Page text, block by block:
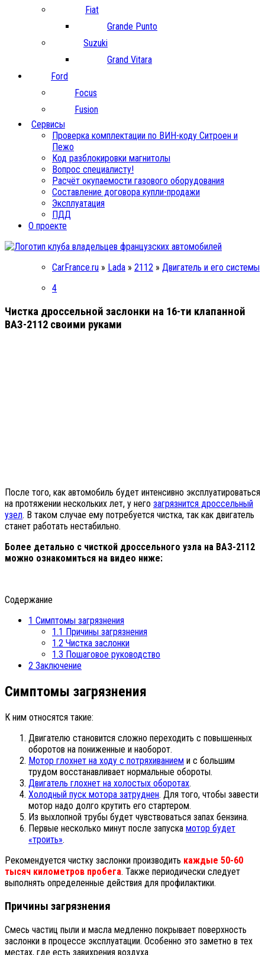
Fiat
Grande Punto
Suzuki
Grand Vitara
Ford
Focus
Fusion
Сервисы
Проверка комплектации по ВИН-коду Ситроен и
Пежо
Код разблокировки магнитолы
Вопрос специалисту!
Расчёт окупаемости газового оборудования
Составление договора купли-продажи
Эксплуатация
ПДД
О проекте
CarFrance.ru » Lada » 2112 » Двигатель и его системы
4
Чистка дроссельной заслонки на 16-ти клапанной
ВАЗ-2112 своими руками
После того, как автомобиль будет интенсивно эксплуатироваться
на протяжении нескольких лет, у него загрязнится дроссельный
узел. В таком случае ему потребуется чистка, так как двигатель
станет работать нестабильно.
Более детально с чисткой дроссельного узла на ВАЗ-2112
можно ознакомиться на видео ниже:
Содержание
1 Симптомы загрязнения
1.1 Причины загрязнения
1.2 Чистка заслонки
1.3 Пошаговое руководство
2 Заключение
Симптомы загрязнения
К ним относятся такие:
Двигателю становится сложно переходить с повышенных
оборотов на пониженные и наоборот.
Мотор глохнет на ходу с потряхиванием и с большим
трудом восстанавливает нормальные обороты.
Двигатель глохнет на холостых оборотах.
Холодный пуск мотора затруднен. Для того, чтобы завести
мотор надо долго крутить его стартером.
Из выхлопной трубы будет чувствоваться запах бензина.
Первые несколько минут после запуска мотор будет
«троить».
Рекомендуется чистку заслонки производить каждые 50-60
тысяч километров пробега. Также периодически следует
выполнять определенные действия для профилактики.
Причины загрязнения
Смесь частиц пыли и масла медленно покрывает поверхность
заслонки в процессе эксплуатации. Особенно это заметно в тех
местах, где есть завихрения воздуха.